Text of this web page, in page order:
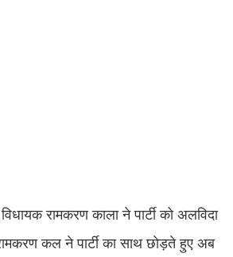
रामकरण काला ने पार्टी को अलविदा
कल ने पार्टी का साथ छोड़ते हुए अब